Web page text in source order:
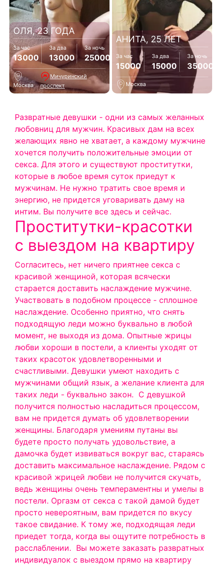
ОЛЯ, 23 ГОДА
За час
13000
За два
13000
За ночь
25000
Москва
Мичуринский
проспект
АНИТА, 25 ЛЕТ
За час
15000
За два
15000
За ночь
35000
Москва
Развратные девушки - одни из самых желанных
любовниц для мужчин. Красивых дам на всех
желающих явно не хватает, а каждому мужчине
хочется получить положительные эмоции от
секса. Для этого и существуют проститутки,
которые в любое время суток приедут к
мужчинам. Не нужно тратить свое время и
энергию, не придется уговаривать даму на
интим. Вы получите все здесь и сейчас.
Проститутки-красотки
с выездом на квартиру
Согласитесь, нет ничего приятнее секса с
красивой женщиной, которая всячески
старается доставить наслаждение мужчине.
Участвовать в подобном процессе - сплошное
наслаждение. Особенно приятно, что снять
подходящую леди можно буквально в любой
момент, не выходя из дома. Опытные жрицы
любви хороши в постели, а клиенты уходят от
таких красоток удовлетворенными и
счастливыми. Девушки умеют находить с
мужчинами общий язык, а желание клиента для
таких леди - буквально закон. С девушкой
получится полностью насладиться процессом,
вам не придется думать об удовлетворении
женщины. Благодаря умениям путаны вы
будете просто получать удовольствие, а
дамочка будет извиваться вокруг вас, стараясь
доставить максимальное наслаждение. Рядом с
красивой жрицей любви не получится скучать,
ведь женщины очень темпераментны и умелы в
постели. Оргазм от секса с такой дамой будет
просто невероятным, вам придется по вкусу
такое свидание. К тому же, подходящая леди
приедет тогда, когда вы ощутите потребность в
расслаблении. Вы можете заказать развратных
индивидуалок с выездом прямо на квартиру